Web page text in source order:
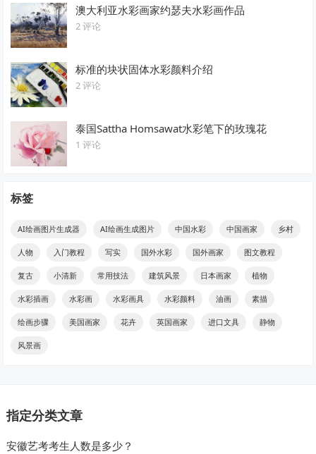
澳大利亚水彩画家约瑟夫水彩画作品
2 评论
标准的块状固体水彩颜料介绍
2 评论
泰国Sattha Homsawat水彩笔下的玫瑰花
1 评论
标签
AI绘画图片生成器 AI绘画生成图片 中国水彩 中国画家 乡村
人物 入门教程 写实 国外水彩 国外画家 图文教程
复古 小清新 常用技法 建筑风景 日本画家 植物
水彩插画 水彩画 水彩画具 水彩颜料 油画 素描
绘画步骤 美国画家 花卉 英国画家 进口文具 静物
风景画
指定分类文章
安徽艺考考生人数是多少？